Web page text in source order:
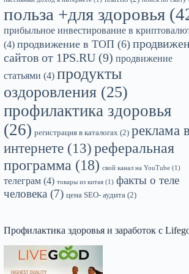
польза +для здоровья
прибыльное инвестирование в
(4) продвижение в ТОП (6)
сайтов от 1PS.RU (9) продвижение
статьями (4) продукты
оздоровления (25)
профилактика здоровья
(26) регистрация в каталогах (2) реклама в
интернете (13) реферальная
программа (18) свой канал на YouTube (1)
телеграм (4) товары из китая (1) факты о теле
человека (7) цена SEO- аудита (2)
Профилактика здоровья и заработок с